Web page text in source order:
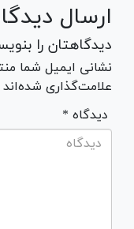
ارسال
دیدگاهتان را
نشانی ایمیل شما
علامت‌گذاری
* دیدگاه